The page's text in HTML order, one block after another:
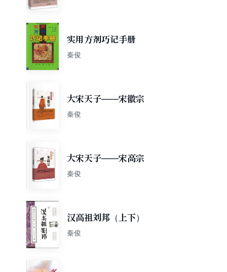
实用方剂巧记手册
秦俊
大宋天子——宋徽宗
秦俊
大宋天子——宋高宗
秦俊
汉高祖刘邦（上下）
秦俊